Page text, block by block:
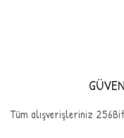
Tüm alışverişleriniz